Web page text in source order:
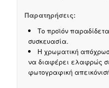
Παρατηρήσεις:
Το προϊόν
συσκευασία.
Η χρωματική
να διαφέρει ελαφρώς
φωτογραφική